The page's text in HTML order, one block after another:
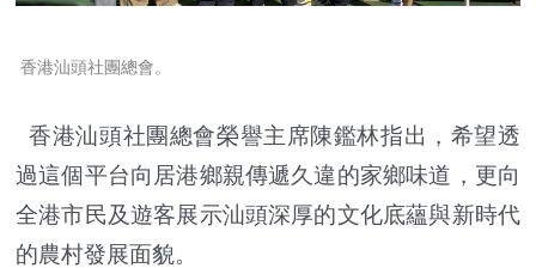
香港汕頭社團總會。
香港汕頭社團總會榮譽主席陳鑑林指出，希望透
過這個平台向居港鄉親傳遞久違的家鄉味道，更向
全港市民及遊客展示汕頭深厚的文化底蘊與新時代
的農村發展面貌。